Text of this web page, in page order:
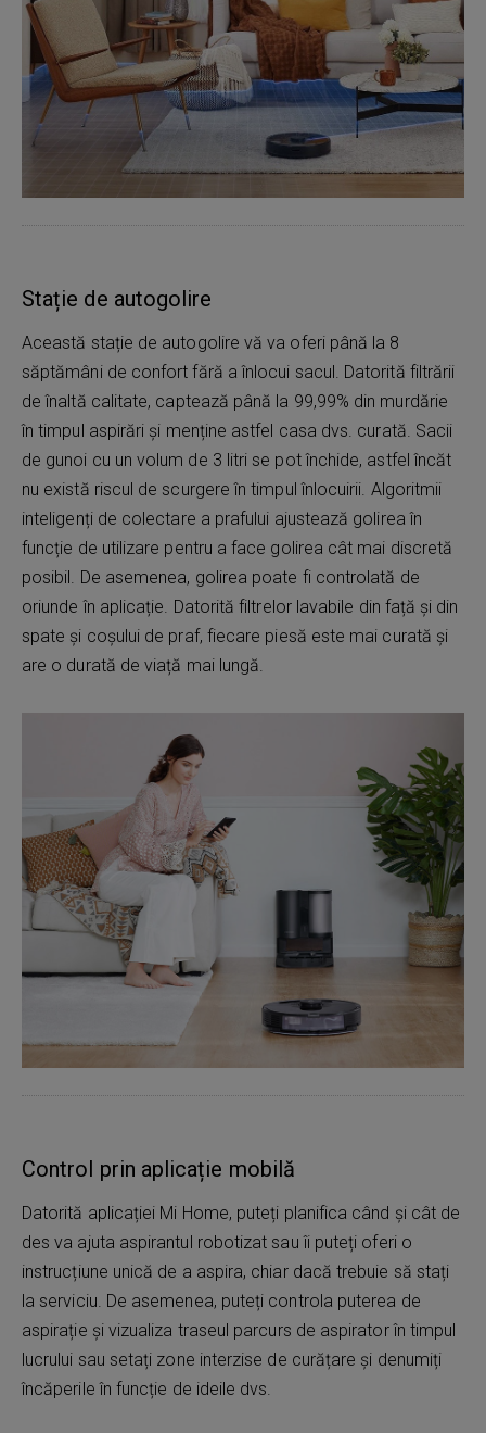
Stație de autogolire
Această stație de autogolire vă va oferi până la 8
săptămâni de confort fără a înlocui sacul. Datorită filtrării
de înaltă calitate, captează până la 99,99% din murdărie
în timpul aspirări și menține astfel casa dvs. curată. Sacii
de gunoi cu un volum de 3 litri se pot închide, astfel încăt
nu există riscul de scurgere în timpul înlocuirii. Algoritmii
inteligenți de colectare a prafului ajustează golirea în
funcție de utilizare pentru a face golirea cât mai discretă
posibil. De asemenea, golirea poate fi controlată de
oriunde în aplicație. Datorită filtrelor lavabile din față și din
spate și coșului de praf, fiecare piesă este mai curată și
are o durată de viață mai lungă.
Control prin aplicație mobilă
Datorită aplicației Mi Home, puteți planifica când și cât de
des va ajuta aspirantul robotizat sau îi puteți oferi o
instrucțiune unică de a aspira, chiar dacă trebuie să stați
la serviciu. De asemenea, puteți controla puterea de
aspirație și vizualiza traseul parcurs de aspirator în timpul
lucrului sau setați zone interzise de curățare și denumiți
încăperile în funcție de ideile dvs.